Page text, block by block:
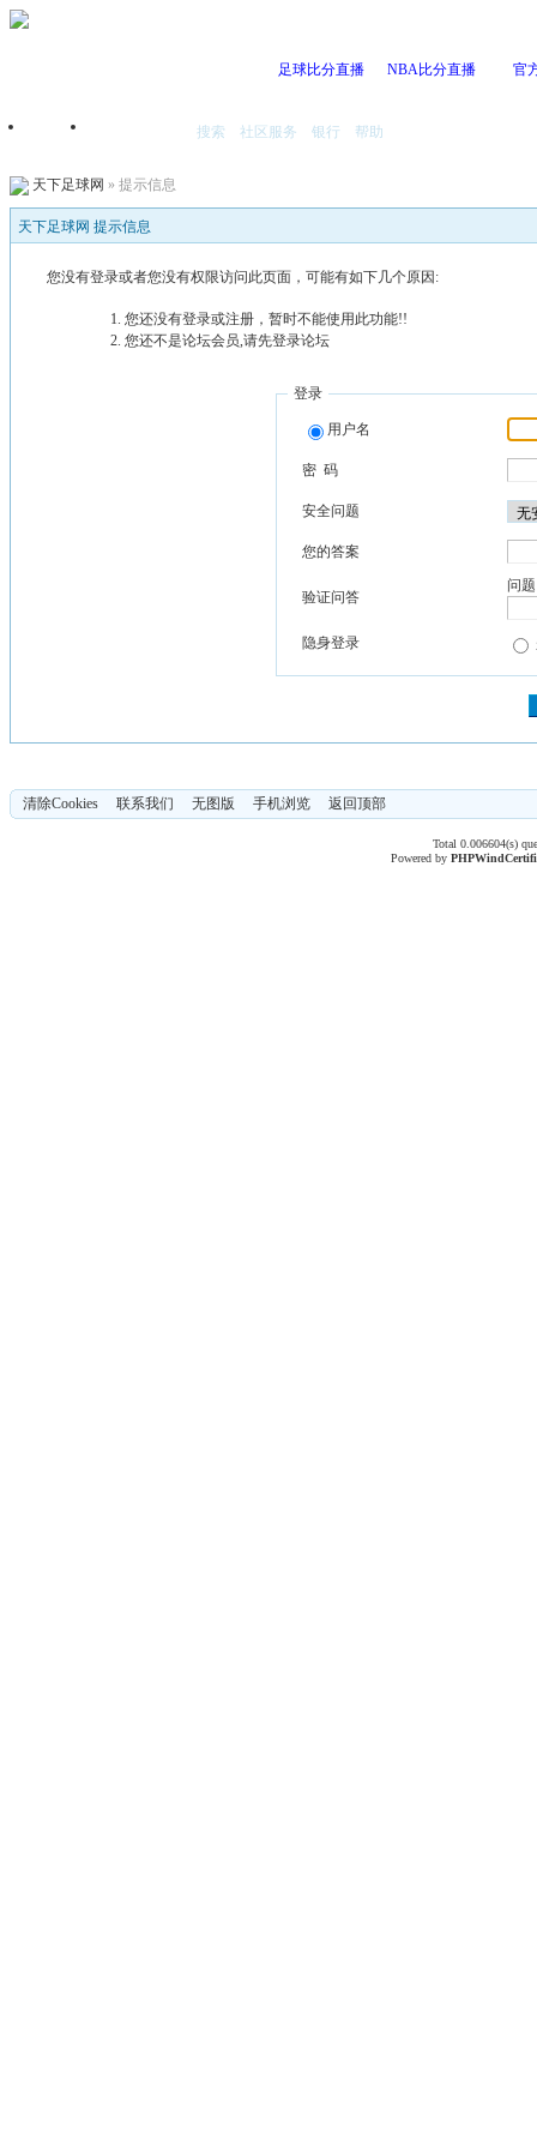
足球比分直播 NBA比分直播 官
首页 搜索 社区服务 银行 帮助
天下足球网 » 提示信息
天下足球网 提示信息
您没有登录或者您没有权限访问此页面，可能有如下几个原因:
您还没有登录或注册，暂时不能使用此功能!!
您还不是论坛会员,请先登录论坛
登录
用户名
密 码
安全问题
您的答案
验证问答
问
隐身登录
清除Cookies 联系我们 无图版 手机浏览 返回顶部
Total 0.006604(s)
Powered byPHPWind